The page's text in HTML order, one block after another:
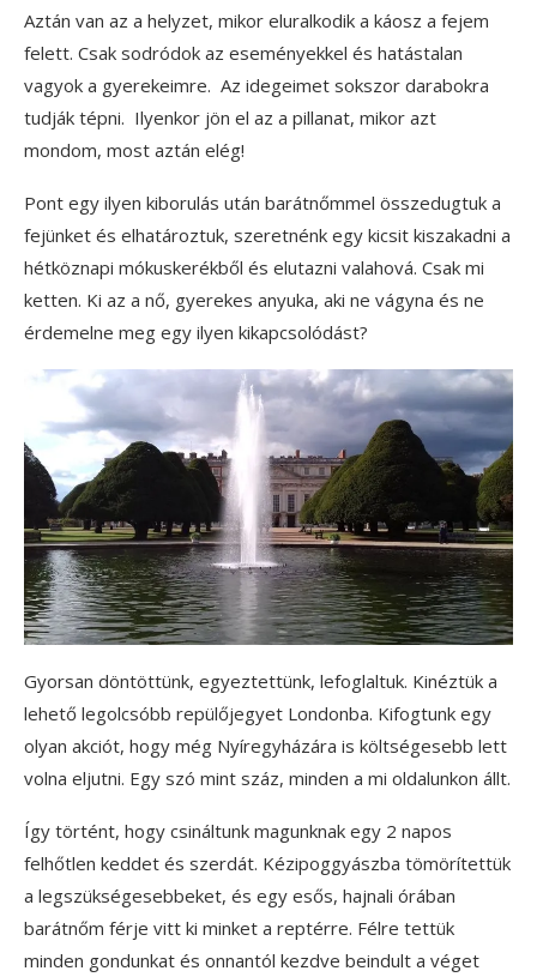
Aztán van az a helyzet, mikor eluralkodik a káosz a fejem
felett. Csak sodródok az eseményekkel és hatástalan
vagyok a gyerekeimre. Az idegeimet sokszor darabokra
tudják tépni. Ilyenkor jön el az a pillanat, mikor azt
mondom, most aztán elég!
Pont egy ilyen kiborulás után barátnőmmel összedugtuk a
fejünket és elhatároztuk, szeretnénk egy kicsit kiszakadni a
hétköznapi mókuskerékből és elutazni valahová. Csak mi
ketten. Ki az a nő, gyerekes anyuka, aki ne vágyna és ne
érdemelne meg egy ilyen kikapcsolódást?
Gyorsan döntöttünk, egyeztettünk, lefoglaltuk. Kinéztük a
lehető legolcsóbb repülőjegyet Londonba. Kifogtunk egy
olyan akciót, hogy még Nyíregyházára is költségesebb lett
volna eljutni. Egy szó mint száz, minden a mi oldalunkon állt.
Így történt, hogy csináltunk magunknak egy 2 napos
felhőtlen keddet és szerdát. Kézipoggyászba tömörítettük
a legszükségesebbeket, és egy esős, hajnali órában
barátnőm férje vitt ki minket a reptérre. Félre tettük
minden gondunkat és onnantól kezdve beindult a véget